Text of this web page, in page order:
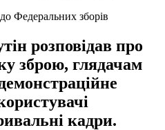
Федеральних зборів
розповідав про
зброю, глядачам
кадри.